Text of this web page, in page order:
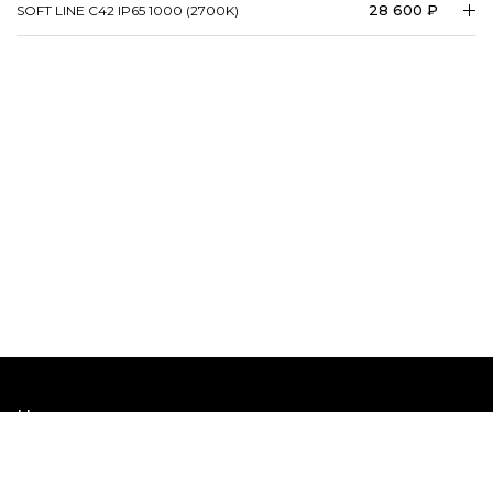
SOFT LINE C42 IP65 1000 (2700K) 28 600 ₽
Наши шоурумы